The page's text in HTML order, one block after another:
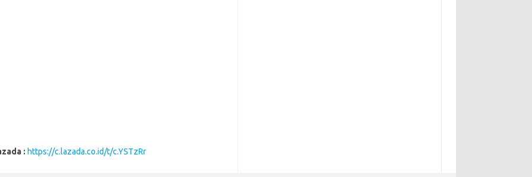
: https://c.lazada.co.id/t/c.YSTzRr